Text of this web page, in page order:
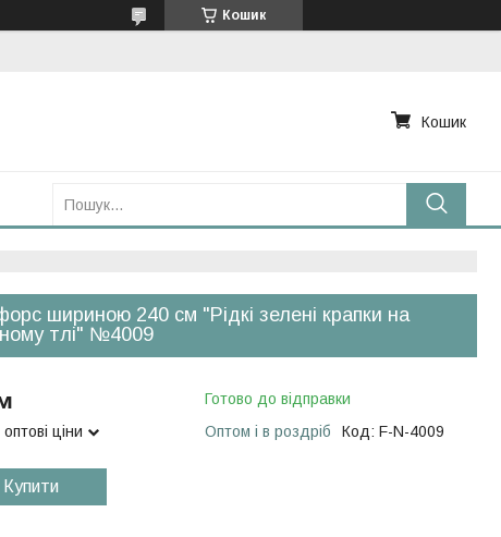
Кошик
Кошик
шириною 240 см "Рідкі зелені крапки на
тлі" №4009
ціни
Готово до відправки
Оптом і в роздріб
Код: F-N-4009
Купити